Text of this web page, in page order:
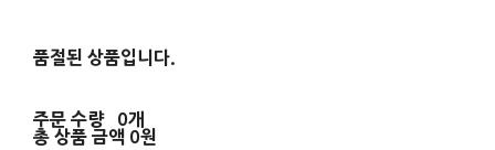
품절된 상품입니다.
주문 수량
0개
총 상품 금액 0원